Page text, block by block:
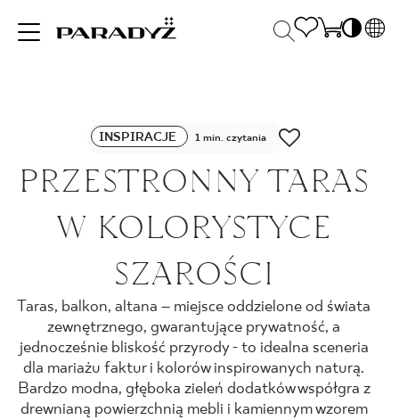
UK
RU
INSPIRACJE
PRODUKTY
KOLEKCJE
DLA BIZNESU
INSPIRACJE 1 min. czytania
PRZESTRONNY TARAS
W KOLORYSTYCE
SZAROŚCI
Taras, balkon, altana – miejsce oddzielone od świata
zewnętrznego, gwarantujące prywatność, a
jednocześnie bliskość przyrody - to idealna sceneria
dla mariażu faktur i kolorów inspirowanych naturą.
Bardzo modna, głęboka zieleń dodatków współgra z
drewnianą powierzchnią mebli i kamiennym wzorem